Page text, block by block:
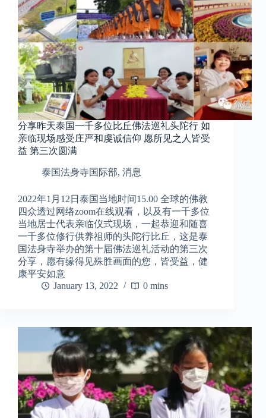
分享昨天泰国一千多位比丘佛法巡礼头陀行 如
亲临现场感受庄严和虔诚信仰 愿所见之人皆受
益 第三次圆满
泰国法身寺国际部, 消息
2022年1月12日泰国当地时间15.00 全球的佛教
四众透过网络zoom在线观看，以及有一千多位
当地居士代表亲临仪式现场，一起恭迎和随喜
一千多位修行供养祖师的头陀行比丘，这是泰
国法身寺举办的第十届佛法巡礼活动的第三次
分享，愿有缘得见殊胜画面的您，皆受益，健
康平安如意
January 13, 2022
0 mins